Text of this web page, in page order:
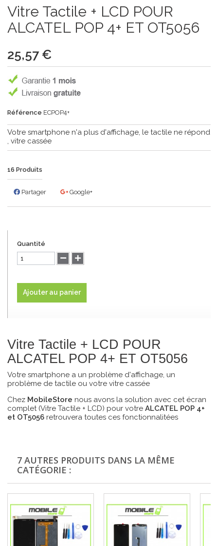
Vitre Tactile + LCD POUR
ALCATEL POP 4+ ET OT5056
25,57 €
Référence ECPOP4+
Votre smartphone n'a plus d'affichage, le tactile ne répond
, vitre cassée
16 Produits
Partager Google+
Quantité
Ajouter au panier
Vitre Tactile + LCD POUR
ALCATEL POP 4+ ET OT5056
Votre smartphone a un problème d'affichage, un
problème de tactile ou votre vitre cassée
Chez MobileStore nous avons la solution avec cet écran
complet (Vitre Tactile + LCD) pour votre ALCATEL POP 4+
et OT5056 retrouvera toutes ces fonctionnalitées
7 AUTRES PRODUITS DANS LA MÊME
CATÉGORIE :